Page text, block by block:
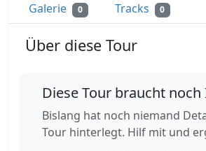
Galerie 0 Tracks 0
Über diese Tour
Diese Tour braucht
Bislang hat noch niemand
Tour hinterlegt. Hilf mit und